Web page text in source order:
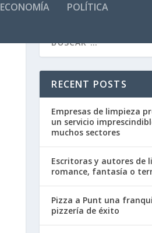
ECONOMÍA POLÍTICA
RECENT POSTS
Empresas de limpieza
un servicio
muchos sectores
Escritoras y autores de
romance, fantasía o
Pizza a Punt una
pizzería de éxito